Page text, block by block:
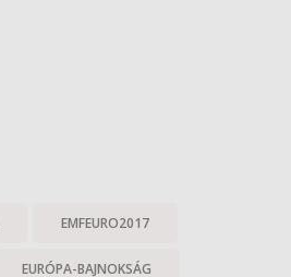
EMFEURO2017
EURÓPA-BAJNOKSÁG